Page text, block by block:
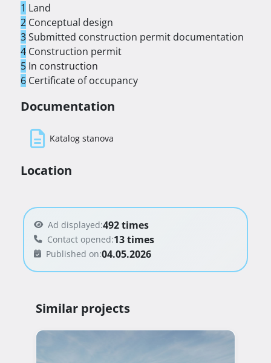
osiguravanje nekretnine po početnoj cijeni prije
završetka gradnje.
Za dodatne informacije slobodno nas
info@renograd.hr
1 Land
2Conceptual design
3Submitted construction permit documentation
4Construction permit
5In construction
6Certificate of occupancy
Documentation
Katalog stanova
Location
Ad displayed:492 times
Contact opened:13 times
Published on:04.05.2026
Similar projects